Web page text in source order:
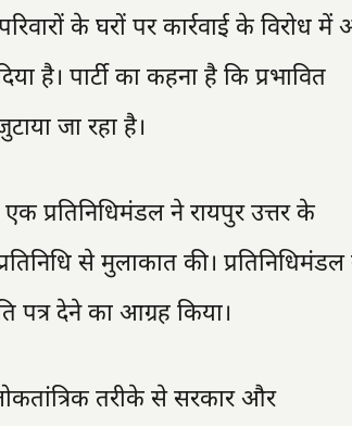
के घरों पर कार्रवाई के विरोध
पार्टी का कहना है कि प्रभावित
जा रहा है।
प्रतिनिधिमंडल ने रायपुर उत्तर के
से मुलाकात की। प्रतिनिधिमंडल
पत्र देने का आग्रह किया।
तरीके से सरकार और